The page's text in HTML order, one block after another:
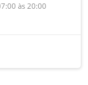
às 20:00